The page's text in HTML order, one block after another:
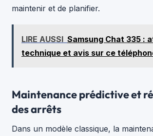
maintenir et de planifier.
LIRE AUSSI Samsung Chat 335 :
technique et avis sur ce
Maintenance prédictive et
des arrêts
Dans un modèle classique, la